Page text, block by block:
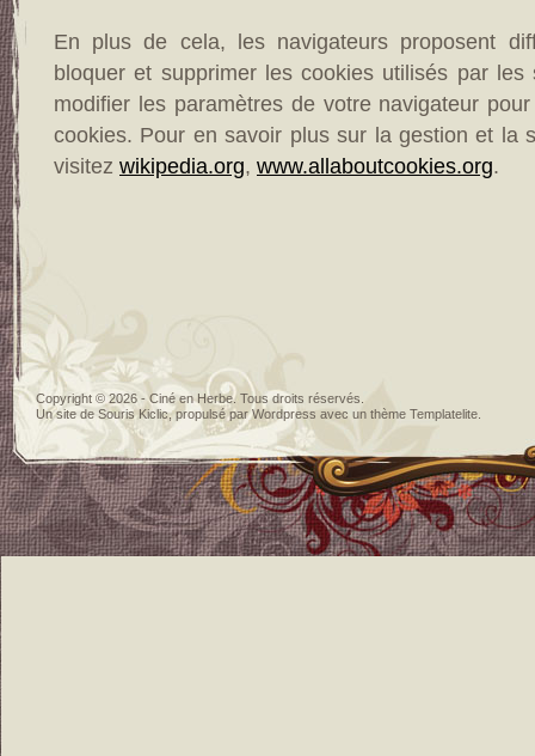
En plus de cela, les navigateurs proposent
bloquer et supprimer les cookies utilisés par les
modifier les paramètres de votre navigateur
cookies. Pour en savoir plus sur la gestion et la
visitez wikipedia.org, www.allaboutcookies.org.
Copyright © 2026 - Ciné en Herbe. Tous droits réservés.
Un site de Souris Kiclic, propulsé parWordpress avec un thème Templatelite